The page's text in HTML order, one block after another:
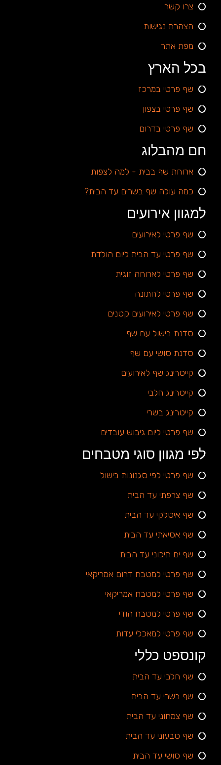
צרו קשר
הצהרת נגישות
מפת אתר
בכל הארץ
שף פרטי במרכז
שף פרטי בצפון
שף פרטי בדרום
חם מהבלוג
ארוחת שף בבית - למה לצפות
כמה עולה שף בשרים עד הבית?
למגוון אירועים
שף פרטי לאירועים
שף פרטי עד הבית ליום הולדת
שף פרטי לארוחה זוגית
שף פרטי לחתונה
שף פרטי לאירועים קטנים
סדנת בישול עם שף
סדנת סושי עם שף
קייטרינג שף לאירועים
קייטרינג חלבי
קייטרינג בשרי
שף פרטי ליום גיבוש עובדים
לפי מגוון סוגי מטבחים
שף פרטי לפי סגנונות בישול
שף צרפתי עד הבית
שף איטלקי עד הבית
שף אסיאתי עד הבית
שף ים תיכוני עד הבית
שף פרטי למטבח דרום אמריקאי
שף פרטי למטבח אמריקאי
שף פרטי למטבח הודי
שף פרטי למאכלי עדות
קונספט כללי
שף חלבי עד הבית
שף בשרי עד הבית
שף צמחוני עד הבית
שף טבעוני עד הבית
שף סושי עד הבית